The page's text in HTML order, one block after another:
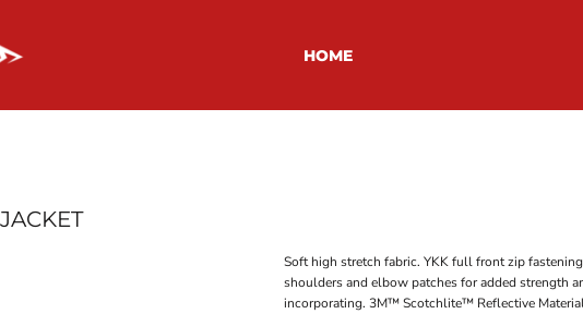
HOME
Soft high stretch fabric. YKK full front zip
shoulders and elbow patches for added strength
incorporating. 3M™ Scotchlite™ Reflective